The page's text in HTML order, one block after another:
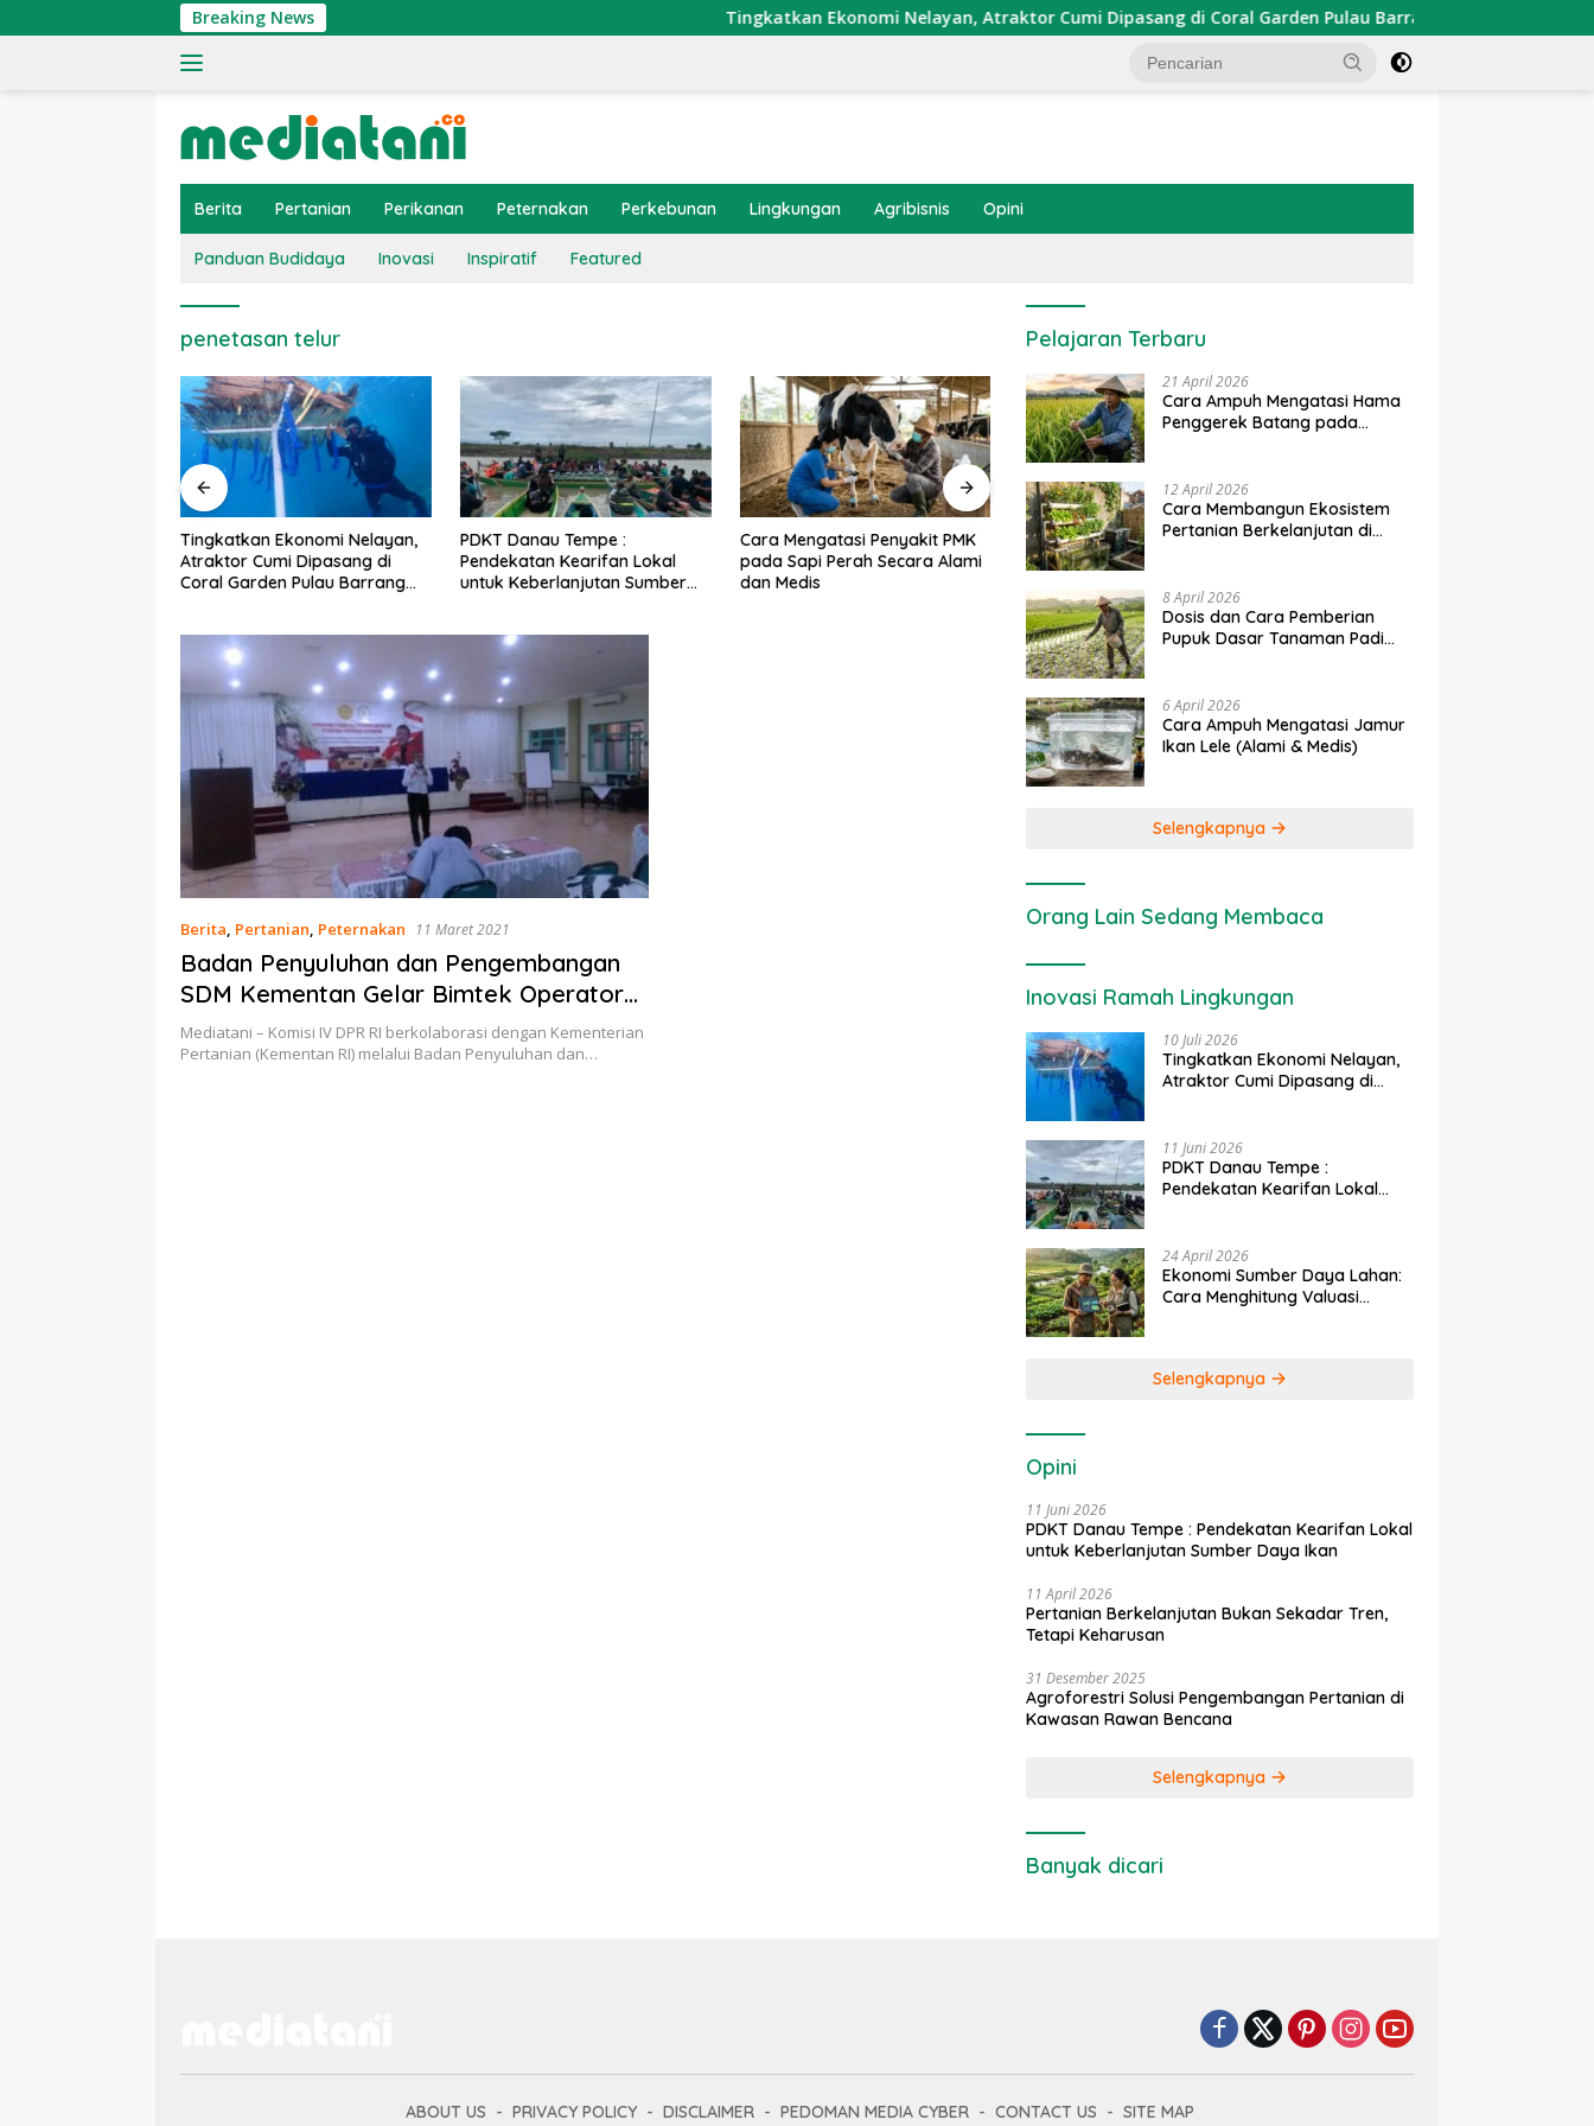
ke
Breaking News Tingkatkan Ekonomi Nelayan, Atraktor Cumi Dipasang di Coral Garden Pulau Barrang Caddi
Berita Pertanian Perikanan Peternakan Perkebunan Lingkungan Agribisnis Opini
Panduan Budidaya Inovasi Inspiratif Featured
penetasan telur
PDKT Danau Tempe :
Pendekatan Kearifan Lokal
untuk Keberlanjutan Sumber
Cara Mengatasi Penyakit PMK
pada Sapi Perah Secara Alami
dan Medis
Dosis dan Cara Pemupukan
Tanaman Padi pada Fase
Vegetatif Aktif yang Tepat
Penerapan IoT dalam
Pertanian Modern di Indonesia
Ekonomi Sumber Daya Lahan:
Berita, Pertanian, Peternakan 11 Maret 2021
Badan Penyuluhan dan Pengembangan
SDM Kementan Gelar Bimtek Operator
Penetasan Telur
Mediatani – Komisi IV DPR RI berkolaborasi dengan Kementerian
Pertanian (Kementan RI) melalui Badan Penyuluhan dan…
Pelajaran Terbaru
21 April 2026
Cara Ampuh Mengatasi Hama
Penggerek Batang pada
12 April 2026
Cara Membangun Ekosistem
Pertanian Berkelanjutan di
8 April 2026
Dosis dan Cara Pemberian
Pupuk Dasar Tanaman Padi
6 April 2026
Cara Ampuh Mengatasi Jamur
Ikan Lele (Alami & Medis)
Selengkapnya
Orang Lain Sedang Membaca
Inovasi Ramah Lingkungan
10 Juli 2026
Tingkatkan Ekonomi Nelayan,
Atraktor Cumi Dipasang di
11 Juni 2026
PDKT Danau Tempe :
Pendekatan Kearifan Lokal
24 April 2026
Ekonomi Sumber Daya Lahan:
Cara Menghitung Valuasi
Selengkapnya
Opini
11 Juni 2026
PDKT Danau Tempe : Pendekatan Kearifan Lokal
untuk Keberlanjutan Sumber Daya Ikan
11 April 2026
Pertanian Berkelanjutan Bukan Sekadar Tren,
Tetapi Keharusan
31 Desember 2025
Agroforestri Solusi Pengembangan Pertanian di
Kawasan Rawan Bencana
Selengkapnya
Banyak dicari
ABOUT US PRIVACY POLICY DISCLAIMER PEDOMAN MEDIA CYBER CONTACT US SITE MAP